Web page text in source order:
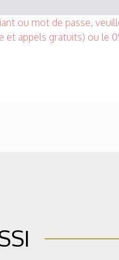
ou mot de passe,
appels gratuits) ou le